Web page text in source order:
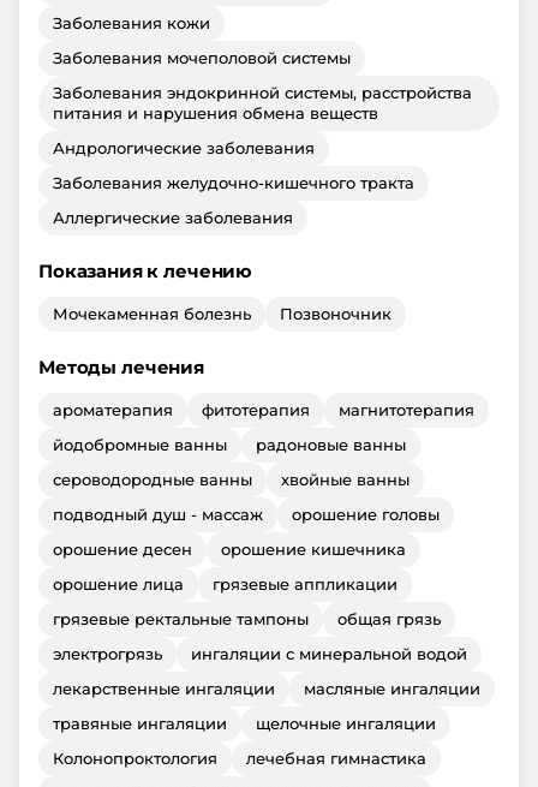
Заболевания кожи
Заболевания мочеполовой системы
Заболевания эндокринной системы, расстройства
питания и нарушения обмена веществ
Андрологические заболевания
Заболевания желудочно-кишечного тракта
Аллергические заболевания
Показания к лечению
Мочекаменная болезнь Позвоночник
Методы лечения
ароматерапия фитотерапия
магнитотерапия
йодобромные ванны
радоновые ванны
сероводородные ванны
хвойные ванны
подводный душ - массаж
орошение головы
орошение десен
орошение кишечника
орошение лица
грязевые аппликации
грязевые ректальные тампоны
общая грязь
электрогрязь
ингаляции с минеральной водой
лекарственные ингаляции
масляные ингаляции
травяные ингаляции
щелочные ингаляции
Колонопроктология
лечебная гимнастика